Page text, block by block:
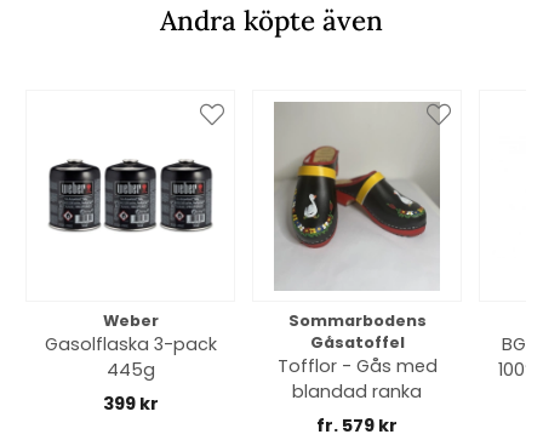
Andra köpte även
Weber
Gasolflaska 3-pack
445g
399 kr
Sommarbodens
Gåsatoffel
Tofflor - Gås med
blandad ranka
fr. 579 kr